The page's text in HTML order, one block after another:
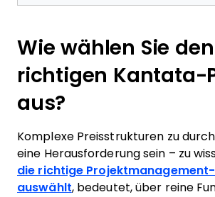
Wie wählen Sie den
richtigen Kantata-
aus?
Komplexe Preisstrukturen zu
eine Herausforderung sein – zu
die richtige
auswählt, bedeutet, über reine